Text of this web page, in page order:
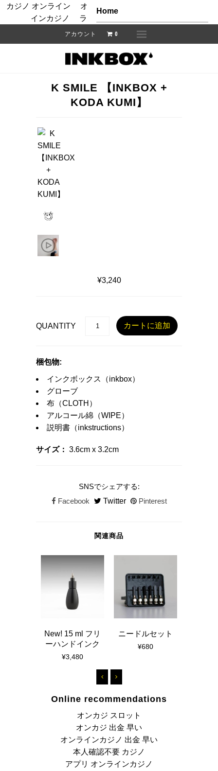
カジノ オンライン オンラインカジノ ランキング
インカジノ
ライブカジノ
アカウント
0
K SMILE 【INKBOX +
KODA KUMI】
¥3,240
QUANTITY
梱包物:
インクボックス（inkbox）
グローブ
布（CLOTH）
アルコール綿（WIPE）
説明書（inkstructions）
サイズ： 3.6cm x 3.2cm
SNSでシェアする:
Facebook
Twitter Pinterest
関連商品
New! 15 ml フリ
ーハンドインク
¥3,480
ニードルセット
¥680
Online recommendations
オンカジ スロット
オンカジ 出金 早い
オンラインカジノ 出金 早い
本人確認不要 カジノ
アプリ オンラインカジノ
Home
ショップ
フリーハンドインク
インクボックスとは